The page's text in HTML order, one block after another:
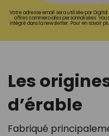
Votre adresse email sera utilisée par
offres commerciales personnalisées.
intégré dans la newsletter. Pour en savoir
Les
d’érable
Fabriqué